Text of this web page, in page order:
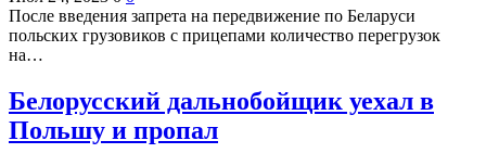
После введения запрета на передвижение по Беларуси
польских грузовиков с прицепами количество перегрузок
на…
Белорусский дальнобойщик уехал в
Польшу и пропал